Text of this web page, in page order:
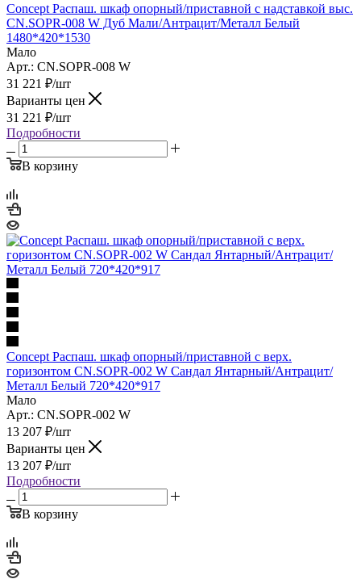
Concept Распаш. шкаф опорный/приставной с надставкой выс.
CN.SOPR-008 W Дуб Мали/Антрацит/Металл Белый
1480*420*1530
Мало
Арт.: CN.SOPR-008 W
31 221 ₽/шт
Варианты цен
31 221 ₽/шт
Подробности
В корзину
Concept Распаш. шкаф опорный/приставной с верх.
горизонтом CN.SOPR-002 W Сандал Янтарный/Антрацит/
Металл Белый 720*420*917
Мало
Арт.: CN.SOPR-002 W
13 207 ₽/шт
Варианты цен
13 207 ₽/шт
Подробности
В корзину